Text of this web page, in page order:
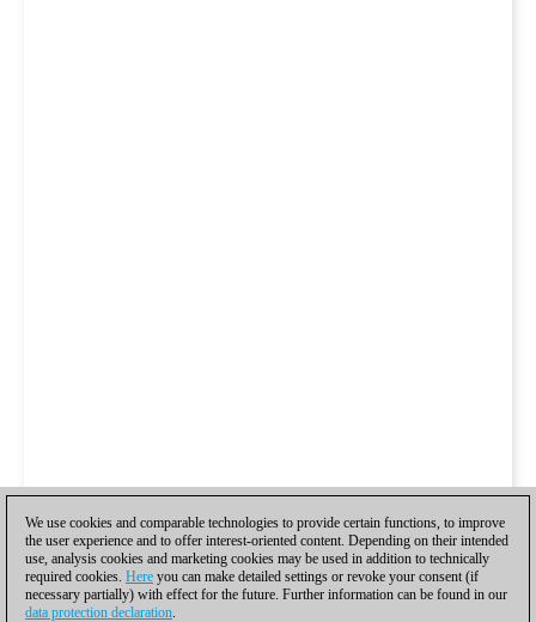
We use cookies and comparable technologies to provide certain functions, to improve
the user experience and to offer interest-oriented content. Depending on their intended
use, analysis cookies and marketing cookies may be used in addition to technically
required cookies. Here you can make detailed settings or revoke your consent (if
necessary partially) with effect for the future. Further information can be found in our
data protection declaration.